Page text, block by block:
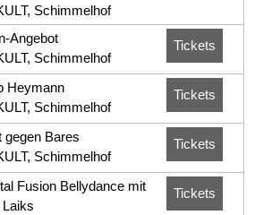
Schimmelhof
Tickets
Angebot
Schimmelhof
Tickets
Heymann
Schimmelhof
Tickets
gegen Bares
Schimmelhof
Tickets
Fusion Bellydance mit
Laiks